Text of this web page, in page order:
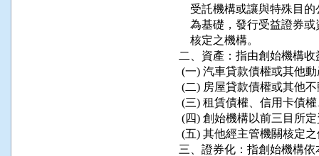
受託機構或讓與特殊目
為基礎，發行受益證券
    核定之機構。
二、資產：指由創始機構
(一) 汽車貸款債權或其他
(二) 房屋貸款債權或其他
(三) 租賃債權、信用卡債
(四) 創始機構以前三目所
(五) 其他經主管機關核定
三、證券化：指創始機構